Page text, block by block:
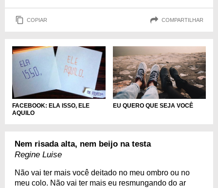
COPIAR COMPARTILHAR
FACEBOOK: ELA ISSO, ELE
AQUILO
EU QUERO QUE SEJA VOCÊ
Nem risada alta, nem beijo na testa
Regine Luise
Não vai ter mais você deitado no meu ombro ou no
meu colo. Não vai ter mais eu resmungando do ar